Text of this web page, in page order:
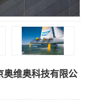
奥维奥科技有限公
厂erp系统
厂erp系统